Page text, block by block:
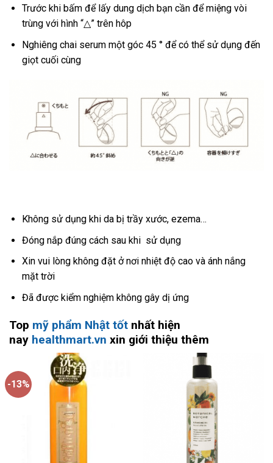
Trước khi bấm để lấy dung dịch bạn cần để miệng vòi
trùng với hình “△” trên hôp
Nghiêng chai serum một góc 45 ° để có thể sử dụng đến
giọt cuối cùng
Không sử dụng khi da bị trầy xước, ezema…
Đóng nắp đúng cách sau khi sử dụng
Xin vui lòng không đặt ở nơi nhiệt độ cao và ánh nắng
mặt trời
Đã được kiểm nghiệm không gây dị ứng
Top mỹ phẩm Nhật tốt nhất hiện
nay healthmart.vn xin giới thiệu thêm
-13%